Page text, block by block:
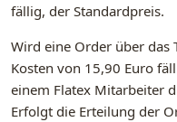
fällig, der Standardpreis.
Wird eine Order über das
Kosten von 15,90 Euro
einem Flatex Mitarbeiter
Erfolgt die Erteilung der